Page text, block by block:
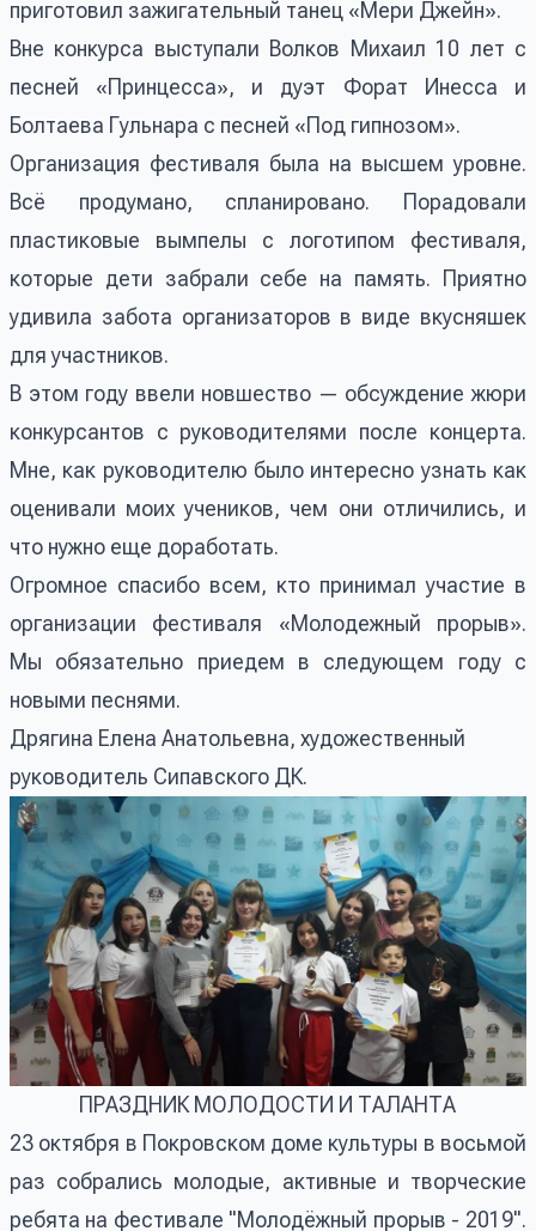
приготовил зажигательный танец «Мери Джейн».
Вне конкурса выступали Волков Михаил 10 лет с
песней «Принцесса», и дуэт Форат Инесса и
Болтаева Гульнара с песней «Под гипнозом».
Организация фестиваля была на высшем уровне.
Всё продумано, спланировано. Порадовали
пластиковые вымпелы с логотипом фестиваля,
которые дети забрали себе на память. Приятно
удивила забота организаторов в виде вкусняшек
для участников.
В этом году ввели новшество — обсуждение жюри
конкурсантов с руководителями после концерта.
Мне, как руководителю было интересно узнать как
оценивали моих учеников, чем они отличились, и
что нужно еще доработать.
Огромное спасибо всем, кто принимал участие в
организации фестиваля «Молодежный прорыв».
Мы обязательно приедем в следующем году с
новыми песнями.
Дрягина Елена Анатольевна, художественный
руководитель Сипавского ДК.
ПРАЗДНИК МОЛОДОСТИ И ТАЛАНТА
23 октября в Покровском доме культуры в восьмой
раз собрались молодые, активные и творческие
ребята на фестивале "Молодёжный прорыв - 2019".